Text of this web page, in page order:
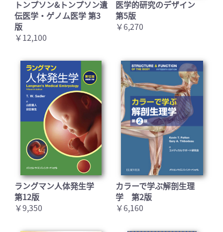
トンプソン&トンプソン遺
伝医学・ゲノム医学 第3
版
￥12,100
医学的研究のデザイン
第5版
￥6,270
ラングマン人体発生学
第12版
￥9,350
カラーで学ぶ解剖生理
学 第2版
￥6,160